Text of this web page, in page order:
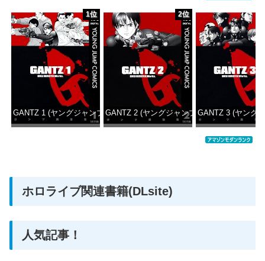
1位
GANTZ 1 (ヤングジャンプコミックスDIGITAL)
2位
GANTZ 2 (ヤングジャンプコミックス
GANTZ 3 (ヤング
ホロライブ関連書籍(DLsite)
人気記事！